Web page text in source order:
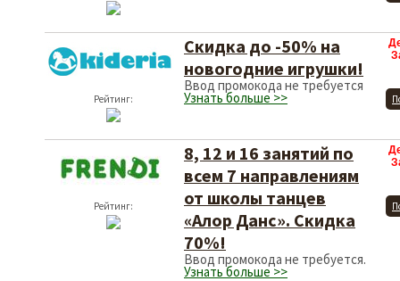
Рейтинг:
Скидка до -50% на
новогодние игрушки!
Ввод промокода не требуется
Узнать больше >>
Рейтинг:
8, 12 и 16 занятий по
всем 7 направлениям
от школы танцев
«Алор Данс». Скидка
70%!
Ввод промокода не требуется.
Узнать больше >>